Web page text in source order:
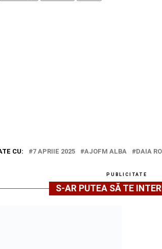
CU: 7 APRIIE 2025 AJOFM ALBA DAIA
PUBLICITATE
S-AR PUTEA SĂ TE